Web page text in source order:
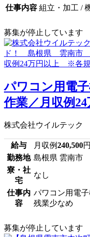
仕事内容 組立・加工 /
募集が停止しています
パワコン用電
作業／月収例
株式会社ウイルテック
給与 月収例240,500円
勤務地 島根県 雲南市
寮・社
宅
なし
仕事内
容
パワコン用電
残業少なめ
募集が停止しています